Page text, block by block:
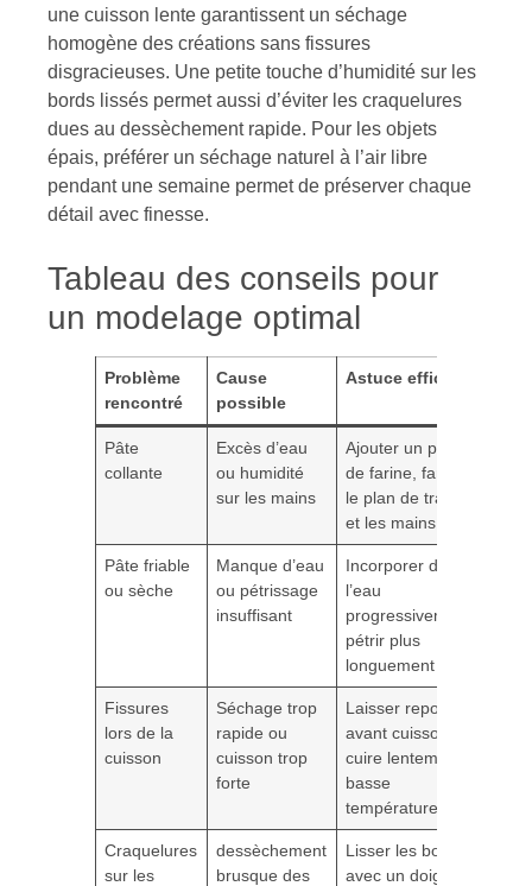
une cuisson lente garantissent un séchage
homogène des créations sans fissures
disgracieuses. Une petite touche d’humidité sur les
bords lissés permet aussi d’éviter les craquelures
dues au dessèchement rapide. Pour les objets
épais, préférer un séchage naturel à l’air libre
pendant une semaine permet de préserver chaque
détail avec finesse.
Tableau des conseils pour
un modelage optimal
Problème
rencontré
Cause
possible
Astuce efficace
Pâte
collante
Excès d’eau
ou humidité
sur les mains
Ajouter un peu
de farine, fariner
le plan de travail
et les mains
Pâte friable
ou sèche
Manque d’eau
ou pétrissage
insuffisant
Incorporer de
l’eau
progressivement,
pétrir plus
longuement
Fissures
lors de la
cuisson
Séchage trop
rapide ou
cuisson trop
forte
Laisser reposer
avant cuisson,
cuire lentement à
basse
température
Craquelures
sur les
dessèchement
brusque des
Lisser les bords
avec un doigt